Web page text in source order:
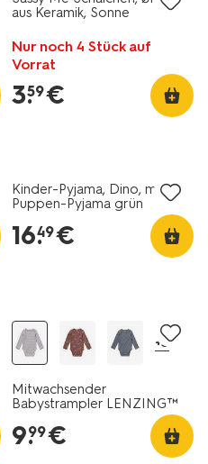
aus Keramik, Sonne
Nur noch 4 Stück auf
Vorrat
3.
59€
Kinder-Pyjama, Dino, mit
Puppen-Pyjama grün
16.
49€
+3
Mitwachsender
Babystrampler LENZING™
Streifen eierschalenfarben
9.
99€